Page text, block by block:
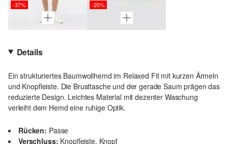
-37% -20%
Details
Ein strukturiertes Baumwollhemd im Relaxed Fit mit kurzen Ärmeln
und Knopfleiste. Die Brusttasche und der gerade Saum prägen das
reduzierte Design. Leichtes Material mit dezenter Waschung
verleiht dem Hemd eine ruhige Optik.
Rücken: Passe
Verschluss: Knopfleiste, Knopf